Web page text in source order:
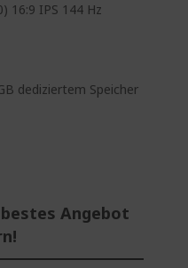
16:9 IPS 144 Hz
dediziertem Speicher
Angebot